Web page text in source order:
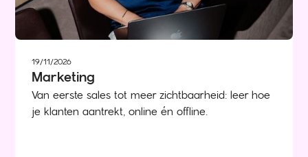
19/11/2026
Marketing
Van eerste sales tot meer zichtbaarheid: leer hoe
je klanten aantrekt, online én offline.